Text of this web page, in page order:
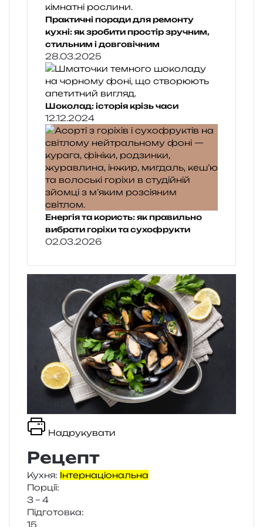
Практичні поради для ремонту
кухні: як зробити простір зручним,
стильним і довговічним
28.03.2025
Шоколад: історія крізь часи
12.12.2024
Енергія та користь: як правильно
вибрати горіхи та сухофрукти
02.03.2026
Надрукувати
Рецепт
Кухня: Інтернаціональна
Порції:
3 – 4
Підготовка:
15